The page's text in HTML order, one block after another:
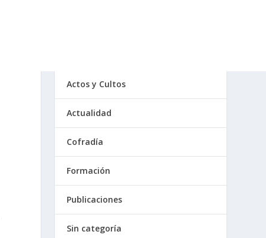
Actos y Cultos
Actualidad
Cofradía
Formación
Publicaciones
Sin categoría